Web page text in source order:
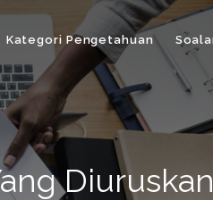
Kategori Pengetahuan